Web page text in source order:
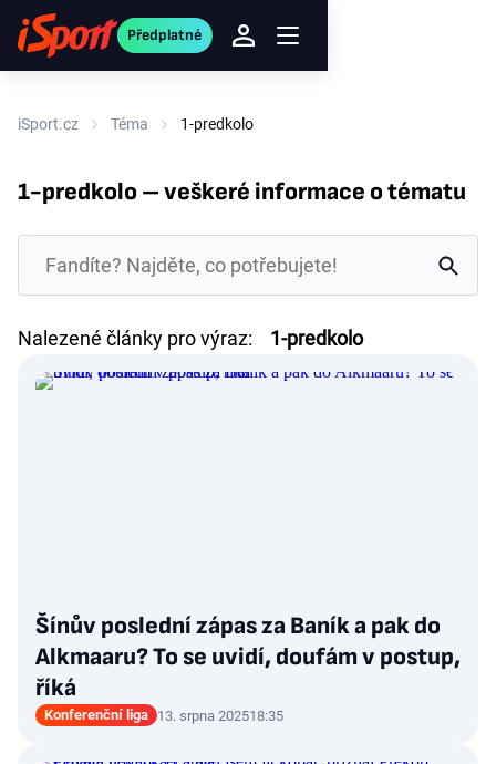
Předplatné
iSport.cz Téma 1-predkolo
1-predkolo – veškeré informace o tématu
Nalezené články pro výraz: 1-predkolo
Šínův poslední zápas za Baník a pak do
Alkmaaru? To se uvidí, doufám v postup,
říká
Konferenční liga 13. srpna 202518:35